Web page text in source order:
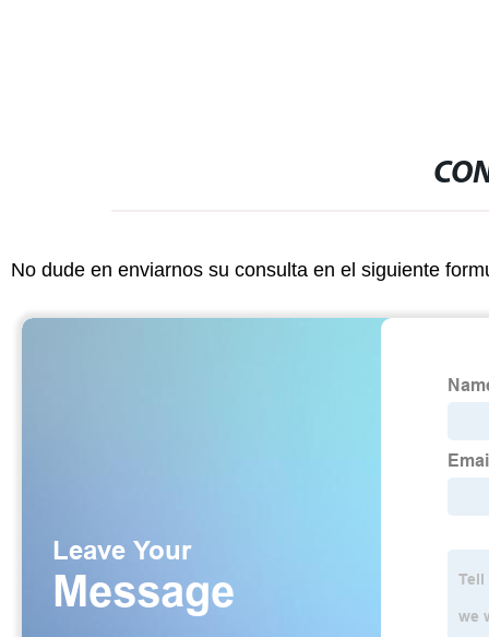
No dude en enviarnos su consulta en el siguiente